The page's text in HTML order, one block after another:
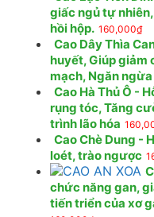
giấc ngủ tự
hồi hộp. 160,000₫
Cao Dây Thìa
huyết, Giúp giảm
mạch, Ngăn
Cao Hà Thủ Ô -
rụng tóc, Tăng
trình lão hóa
Cao Chè Dung -
loét, trào ngược
chức năng gan,
tiến triển của xơ